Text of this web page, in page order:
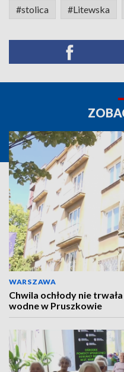
#stolica #Litewska
WARSZAWA
Chwila ochłody nie
wodne w Pruszkowie